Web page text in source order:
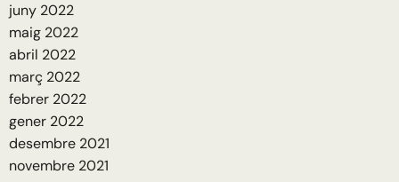
juny 2022
maig 2022
abril 2022
març 2022
febrer 2022
gener 2022
desembre 2021
novembre 2021